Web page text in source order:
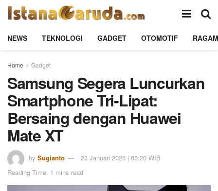
NEWS TEKNOLOGI GADGET OTOMOTIF RAGAM
Home Gadget
Samsung Segera Luncurkan
Smartphone Tri-Lipat:
Bersaing dengan Huawei
Mate XT
by Sugianto
23 Januari 2025 | 05:20 WIB
Reading Time: 1 mins read